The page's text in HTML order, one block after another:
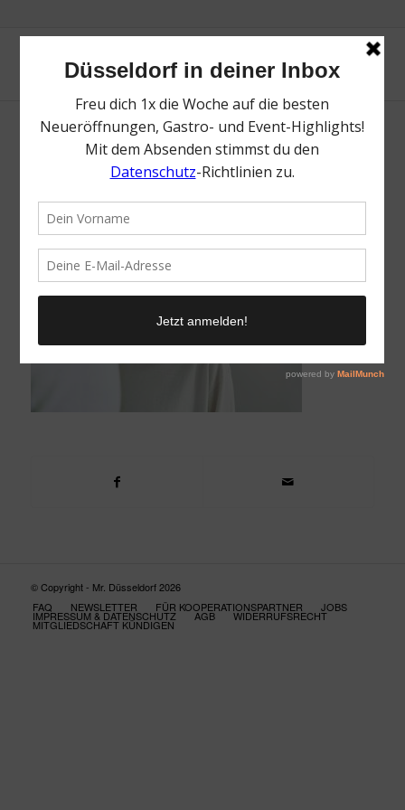
3-studio5547 1
8. November 2021 /
© Copyright - Mr. Düsseldorf 2026
FAQ
NEWSLETTER FÜR KOOPERATIONSPARTNER JOBS
IMPRESSUM & DATENSCHUTZ AGB WIDERRUFSRECHT
MITGLIEDSCHAFT KÜNDIGEN